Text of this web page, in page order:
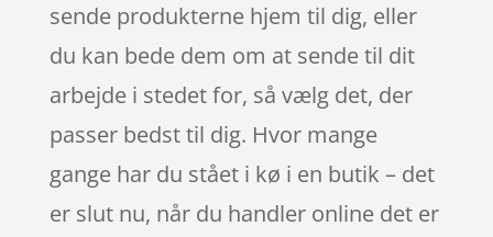
sende produkterne hjem til dig, eller
du kan bede dem om at sende til dit
arbejde i stedet for, så vælg det, der
passer bedst til dig. Hvor mange
gange har du stået i kø i en butik – det
er slut nu, når du handler online det er